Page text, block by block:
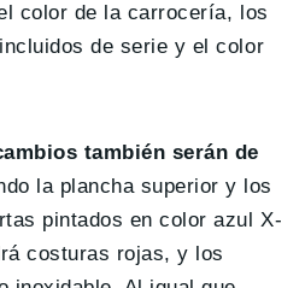
color de la carrocería, los
de serie y el color
también serán de
la plancha superior y los
pintados en color azul X-
costuras rojas, y los